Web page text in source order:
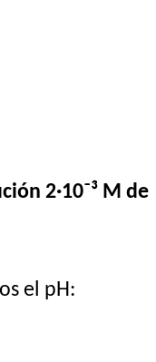
2·10⁻³ M de
el pH: